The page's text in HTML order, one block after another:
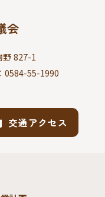
会
827-1
0584-55-1990
交通アクセス